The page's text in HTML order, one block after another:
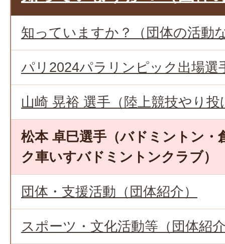
知っていますか？（団体の活動
パリ2024パラリンピック出場選
山崎 晃裕 選手（陸上競技やり
松本 卓巳選手（バドミントン・
ク車いすバドミントンクラブ）
団体・支援活動（団体紹介）
スポーツ・文化活動等（団体紹